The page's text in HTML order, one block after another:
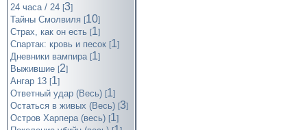
24 часа / 24 [3]
Тайны Смолвиля [10]
Страх, как он есть [1]
Спартак: кровь и песок [1]
Дневники вампира [1]
Выжившие [2]
Ангар 13 [1]
Ответный удар (Весь) [1]
Остаться в живых (Весь) [3]
Остров Харпера (весь) [1]